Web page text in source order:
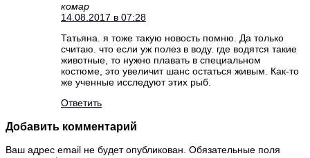
комар
14.08.2017 в 07:28
Татьяна. я тоже такую новость помню. Да только
считаю. что если уж полез в воду. где водятся такие
животные, то нужно плавать в специальном
костюме, это увеличит шанс остаться живым. Как-то
же ученные исследуют этих рыб.
Ответить
Добавить комментарий
Ваш адрес email не будет опубликован. Обязательные поля